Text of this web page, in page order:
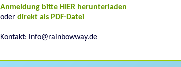
Anmeldung bitte HIER herunterladen
oderdirekt als PDF-Datei
Kontakt: info@rainbowway.de